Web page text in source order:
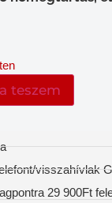
teszem
visszahívlak
29 900Ft